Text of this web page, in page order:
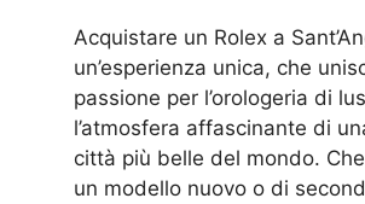
Acquistare un Rolex a
un’esperienza unica, che
passione per l’orologeria di
l’atmosfera affascinante di
città più belle del mondo.
un modello nuovo o di